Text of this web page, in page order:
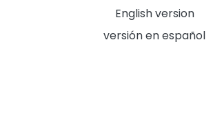
English version
versión en español